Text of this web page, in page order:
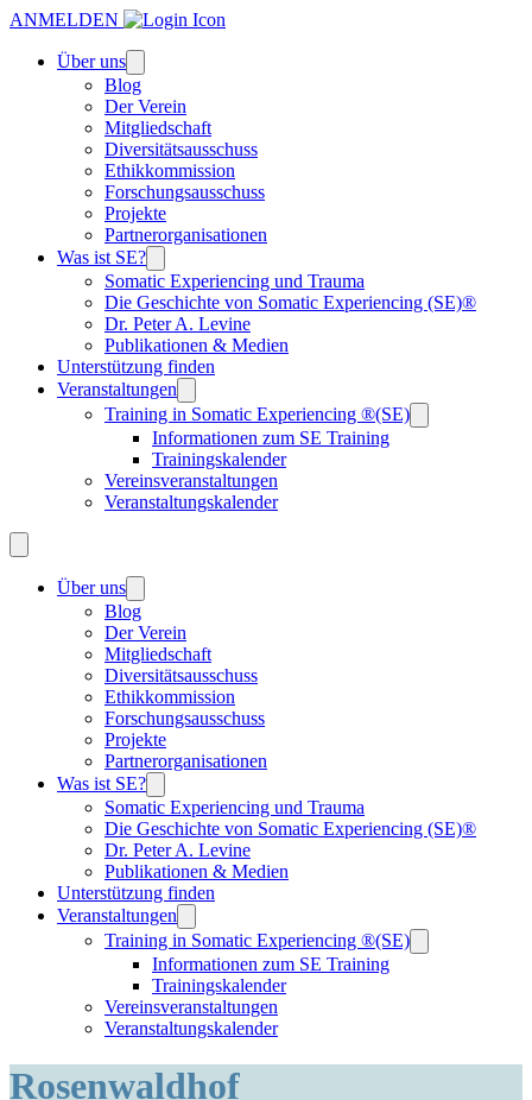
ANMELDEN
Über uns
Blog
Der Verein
Mitgliedschaft
Diversitätsausschuss
Ethikkommission
Forschungsausschuss
Projekte
Partnerorganisationen
Was ist SE?
Somatic Experiencing und Trauma
Die Geschichte von Somatic Experiencing (SE)®
Dr. Peter A. Levine
Publikationen & Medien
Unterstützung finden
Veranstaltungen
Training in Somatic Experiencing ®(SE)
Informationen zum SE Training
Trainingskalender
Vereinsveranstaltungen
Veranstaltungskalender
Über uns
Blog
Der Verein
Mitgliedschaft
Diversitätsausschuss
Ethikkommission
Forschungsausschuss
Projekte
Partnerorganisationen
Was ist SE?
Somatic Experiencing und Trauma
Die Geschichte von Somatic Experiencing (SE)®
Dr. Peter A. Levine
Publikationen & Medien
Unterstützung finden
Veranstaltungen
Training in Somatic Experiencing ®(SE)
Informationen zum SE Training
Trainingskalender
Vereinsveranstaltungen
Veranstaltungskalender
Rosenwaldhof